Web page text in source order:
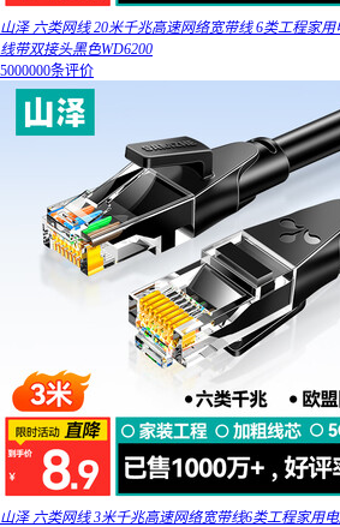
山泽 六类网线 20米千兆高速网络宽带线 6类工程家
线带双接头黑色WD6200
5000000条评价
山泽 六类网线 3米千兆高速网络宽带线6类工程家用